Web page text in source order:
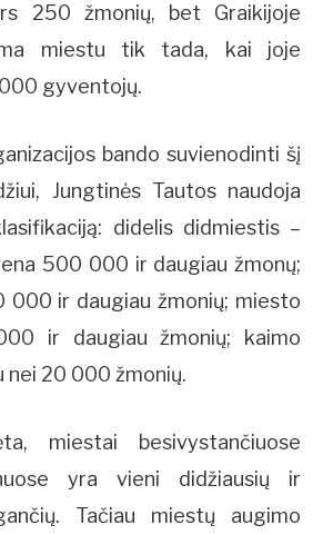
250 žmonių, bet Graikijoje
miestu tik tada, kai joje
gyventojų.
bando suvienodinti šį
Jungtinės Tautos naudoja
didelis didmiestis –
500 000 ir daugiau žmonų;
000 ir daugiau žmonių; miesto
ir daugiau žmonių; kaimo
nei 20 000 žmonių.
miestai besivystančiuose
yra vieni didžiausių ir
Tačiau miestų augimo